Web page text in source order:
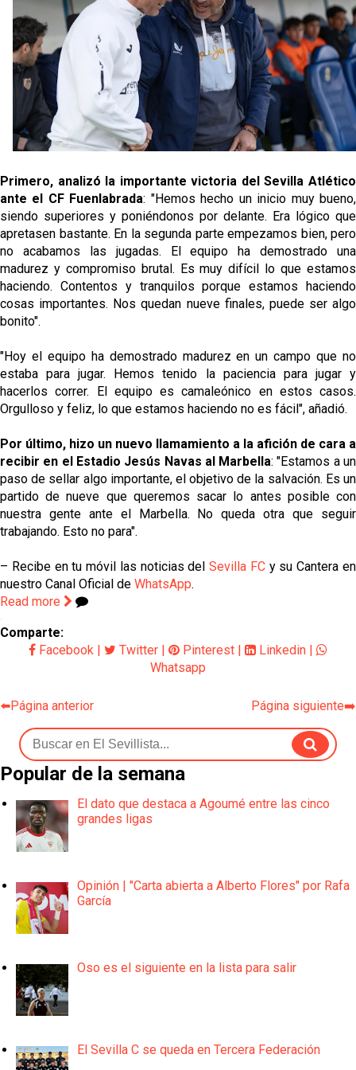
Vargas y Sow se incorporan al grupo en la sesión
del martes
Odysseas Vlachodimos: “El objetivo es mejorar la
temporada pasada”
El Sevilla FC empieza a inscribir a los nuevos
fichajes
Opinión | "Carta abierta a Alberto Flores" por Rafa
García
El Sevilla oficializa el traspaso de Sow
Primero, analizó la importante victoria del Sevilla Atlético
ante el CF Fuenlabrada: "Hemos hecho un inicio muy bueno,
siendo superiores y poniéndonos por delante. Era lógico que
apretasen bastante. En la segunda parte empezamos bien, pero
no acabamos las jugadas. El equipo ha demostrado una
madurez y compromiso brutal. Es muy difícil lo que estamos
haciendo. Contentos y tranquilos porque estamos haciendo
cosas importantes. Nos quedan nueve finales, puede ser algo
bonito".
"Hoy el equipo ha demostrado madurez en un campo que no
estaba para jugar. Hemos tenido la paciencia para jugar y
hacerlos correr. El equipo es camaleónico en estos casos.
Orgulloso y feliz, lo que estamos haciendo no es fácil", añadió.
Por último, hizo un nuevo llamamiento a la afición de cara a
recibir en el Estadio Jesús Navas al Marbella: "Estamos a un
paso de sellar algo importante, el objetivo de la salvación. Es un
partido de nueve que queremos sacar lo antes posible con
nuestra gente ante el Marbella. No queda otra que seguir
trabajando. Esto no para".
– Recibe en tu móvil las noticias delSevilla FCy su Cantera en
nuestro Canal Oficial de WhatsApp.
Read more
Comparte:
Facebook | Twitter | Pinterest | Linkedin |
Whatsapp
⬅️Página anterior Página siguiente➡️
Popular de la semana
El dato que destaca a Agoumé entre las cinco
grandes ligas
Opinión | "Carta abierta a Alberto Flores" por Rafa
García
Oso es el siguiente en la lista para salir
El Sevilla C se queda en Tercera Federación